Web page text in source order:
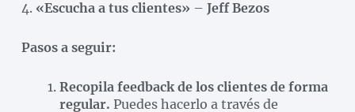
4. «Escucha a tus clientes» – Jeff Bezos
Pasos a seguir:
Recopila feedback de los clientes de forma
regular. Puedes hacerlo a través de